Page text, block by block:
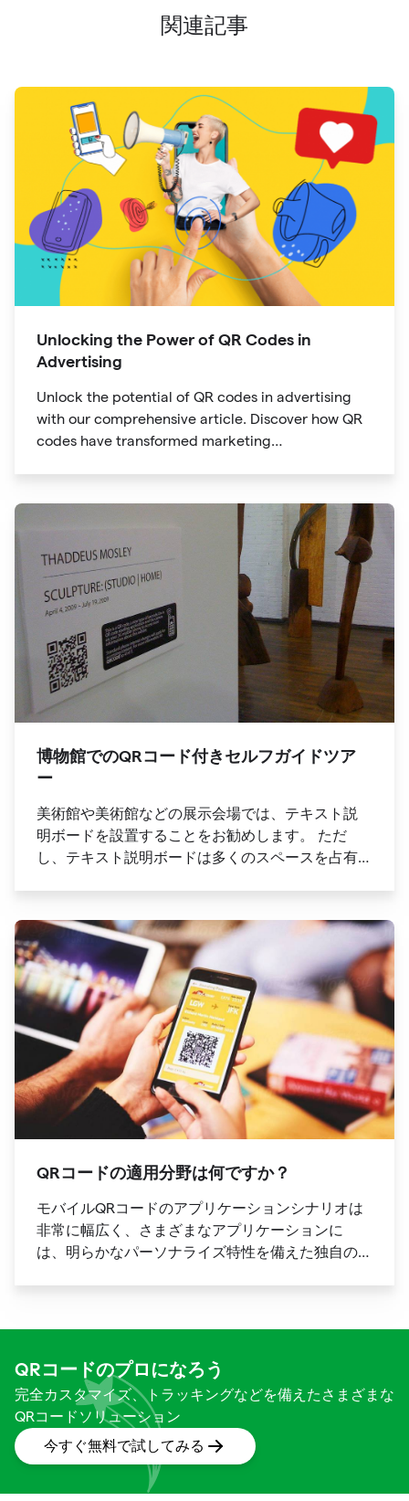
関連記事
Unlocking the Power of QR Codes in
Advertising
Unlock the potential of QR codes in advertising
with our comprehensive article. Discover how QR
codes have transformed marketing
quick access and enhanced engagement offered
by QR codes, along with their tracking and
analytics capabilities.
博物館でのQRコード付きセルフガイドツア
ー
美術館や美術館などの展示会場では、テキスト説
明ボードを設置することをお勧めします。 ただ
し、テキスト説明ボードは多くのスペースを占有
イトのリンクも含まれている場合があります。 ワ
ンクリックでより多くの情報と「読みやすさを拡
張」することができます。
QRコードの適用分野は何ですか？
モバイルQRコードのアプリケーションシナリオは
非常に幅広く、さまざまなアプリケーションに
は、明らかなパーソナライズ特性を備えた独自の
QRコードのプロになろう
完全カスタマイズ、トラッキングなどを備えたさまざまな
QRコードソリューション
今すぐ無料で試してみる